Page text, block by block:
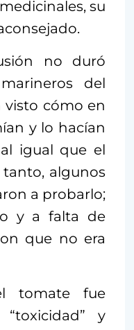
su
no duró
del
cómo en
y lo hacían
igual que el
algunos
a probarlo;
y a falta de
que no era
tomate fue
y